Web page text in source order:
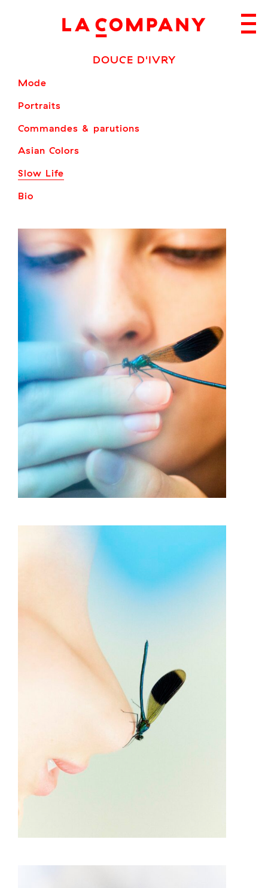
DOUCE D'IVRY
Mode
Portraits
Commandes & parutions
Asian Colors
Slow Life
Bio